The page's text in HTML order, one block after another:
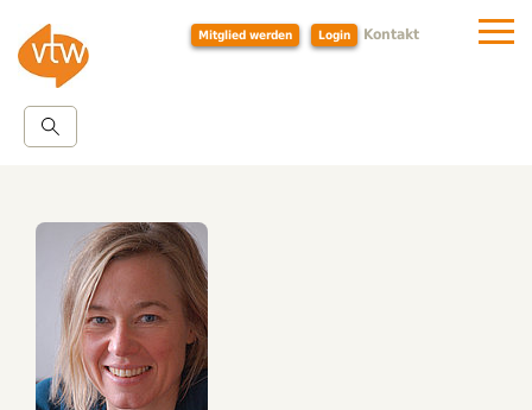
Mitglied werden Login Kontakt